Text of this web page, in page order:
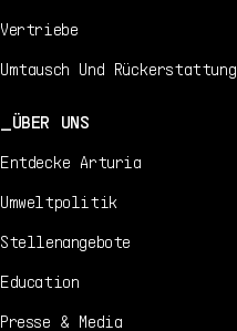
Vertriebe
Umtausch Und Rückerstattung
ÜBER UNS
Entdecke Arturia
Umweltpolitik
Stellenangebote
Education
Presse & Media